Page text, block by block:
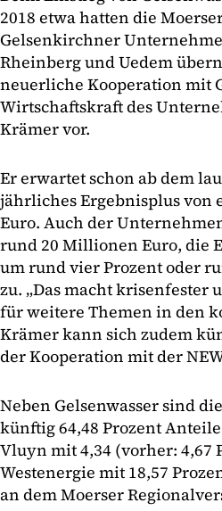
2018 etwa hatten die
Gelsenkirchner
Rheinberg und Uedem
neuerliche Kooperation mit
Wirtschaftskraft des
Krämer vor.
Er erwartet schon ab dem
jährliches Ergebnisplus von
Euro. Auch der
rund 20 Millionen Euro, die
um rund vier Prozent oder
zu. „Das macht krisenfester
für weitere Themen in den
Krämer kann sich zudem
der Kooperation mit der
Neben Gelsenwasser sind
künftig 64,48 Prozent
Vluyn mit 4,34 (vorher: 4,67
Westenergie mit 18,57
an dem Moerser